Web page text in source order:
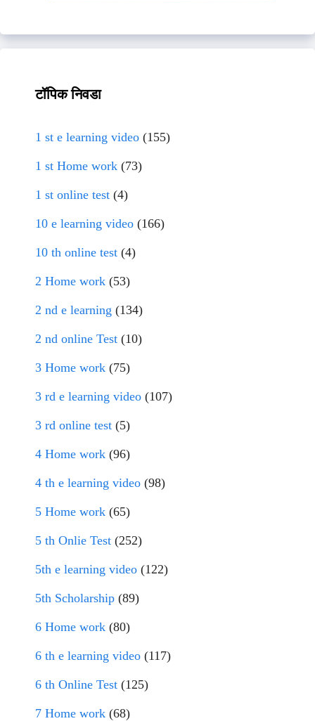
टॉपिक निवडा
1 st e learning video (155)
1 st Home work (73)
1 st online test (4)
10 e learning video (166)
10 th online test (4)
2 Home work (53)
2 nd e learning (134)
2 nd online Test (10)
3 Home work (75)
3 rd e learning video (107)
3 rd online test (5)
4 Home work (96)
4 th e learning video (98)
5 Home work (65)
5 th Onlie Test (252)
5th e learning video (122)
5th Scholarship (89)
6 Home work (80)
6 th e learning video (117)
6 th Online Test (125)
7 Home work (68)